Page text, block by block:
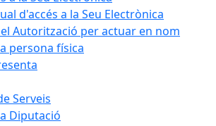
d'accés a la Seu Electrònica
Autorització per actuar en nom
persona física
Serveis
Diputació